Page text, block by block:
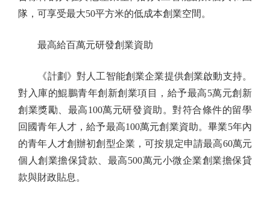
隊，可享受最大50平方米的低成本創業空間。
最高給百萬元研發創業資助
《計劃》對人工智能創業企業提供創業啟動支持。
對入庫的鯤鵬青年創新創業項目，給予最高5萬元創新
創業獎勵、最高100萬元研發資助。對符合條件的留學
回國青年人才，給予最高100萬元創業資助。畢業5年內
的青年人才創辦初創型企業，可按規定申請最高60萬元
個人創業擔保貸款、最高500萬元小微企業創業擔保貸
款與財政貼息。